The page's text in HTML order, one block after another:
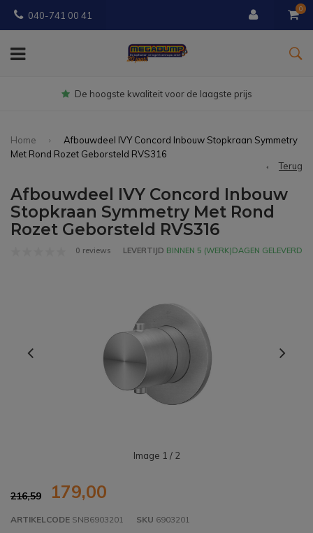
040-741 00 41
0
Gratisbezorgd vanaf € 150
Home
Afbouwdeel IVY Concord Inbouw Stopkraan Symmetry
Met Rond Rozet Geborsteld RVS316
Terug
Afbouwdeel IVY Concord Inbouw
Stopkraan Symmetry Met Rond
Rozet Geborsteld RVS316
0 reviews LEVERTIJD BINNEN 5 (WERK)DAGEN GELEVERD
Image 1 / 2
216,59 179,00
ARTIKELCODE SNB6903201 SKU 6903201